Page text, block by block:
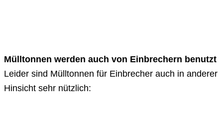
Mülltonnen werden auch von Einbrechern benutzt
Leider sind Mülltonnen für Einbrecher auch in anderer
Hinsicht sehr nützlich: